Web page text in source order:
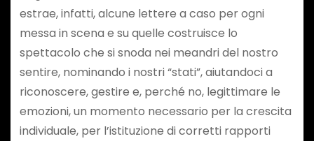
estrae, infatti, alcune lettere a caso per ogni
messa in scena e su quelle costruisce lo
spettacolo che si snoda nei meandri del nostro
sentire, nominando i nostri “stati”, aiutandoci a
riconoscere, gestire e, perché no, legittimare le
emozioni, un momento necessario per la crescita
individuale, per l’istituzione di corretti rapporti